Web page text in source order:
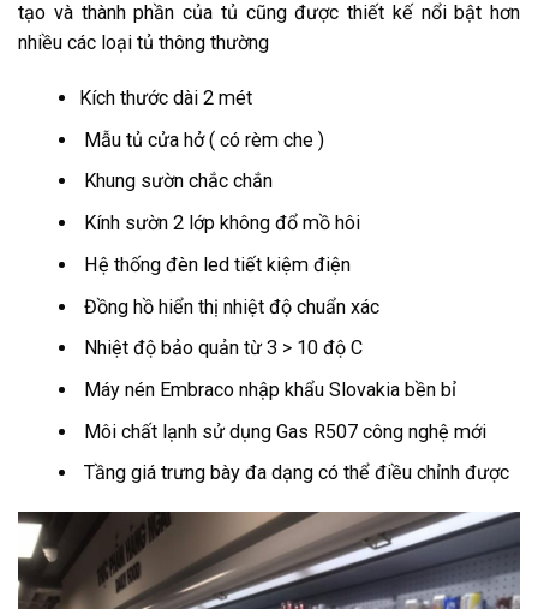
tạo và thành phần của tủ cũng được thiết kế nổi bật hơn
nhiều các loại tủ thông thường
Kích thước dài 2 mét
Mẫu tủ cửa hở ( có rèm che )
Khung sườn chắc chắn
Kính sườn 2 lớp không đổ mồ hôi
Hệ thống đèn led tiết kiệm điện
Đồng hồ hiển thị nhiệt độ chuẩn xác
Nhiệt độ bảo quản từ 3 > 10 độ C
Máy nén Embraco nhập khẩu Slovakia bền bỉ
Môi chất lạnh sử dụng Gas R507 công nghệ mới
Tầng giá trưng bày đa dạng có thể điều chỉnh được